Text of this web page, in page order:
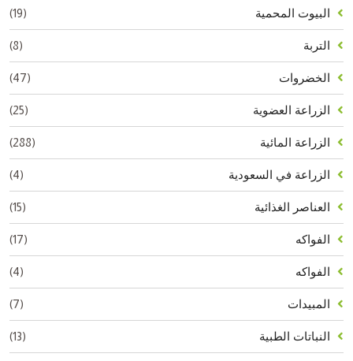
البيوت المحمية (19)
التربة (8)
الخضروات (47)
الزراعة العضوية (25)
الزراعة المائية (288)
الزراعة في السعودية (4)
العناصر الغذائية (15)
الفواكه (17)
الفواكه (4)
المبيدات (7)
النباتات الطبية (13)